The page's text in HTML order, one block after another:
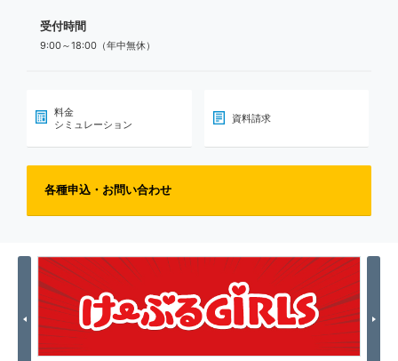
受付時間
9:00～18:00（年中無休）
料金
シミュレーション
資料請求
各種申込・お問い合わせ
Previous Next